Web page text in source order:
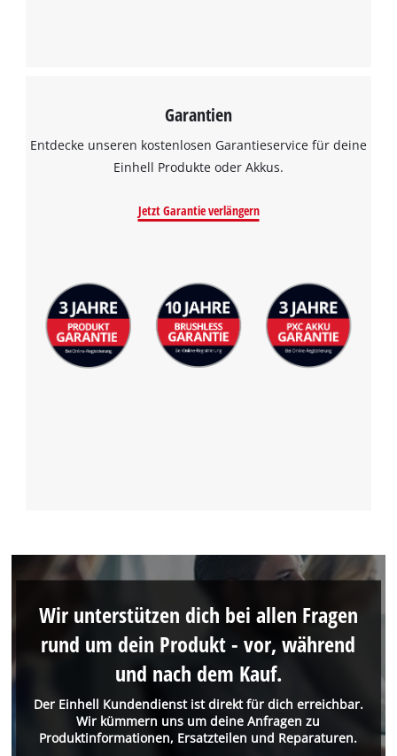
Garantien
Entdecke unseren kostenlosen Garantieservice für deine
Einhell Produkte oder Akkus.
Jetzt Garantie verlängern
Der Einhell Kundendienst ist direkt für dich erreichbar.
Wir kümmern uns um deine Anfragen zu
Produktinformationen, Ersatzteilen und Reparaturen.
Wir unterstützen dich bei allen Fragen
rund um dein Produkt - vor, während
und nach dem Kauf.